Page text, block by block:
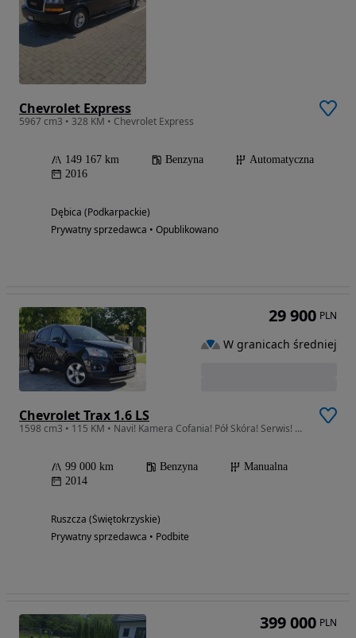
Chevrolet Express
5967 cm3 • 328 KM • Chevrolet Express
149 167 km Benzyna
Automatyczna
2016
Dębica (Podkarpackie)
Prywatny sprzedawca • Opublikowano
Chevrolet Trax 1.6 LS
1598 cm3 • 115 KM • Navi! Kamera Cofania! Pół Skóra! Serwis! Bezwypadkowy!
99 000 km Benzyna
Manualna
2014
Ruszcza (Świętokrzyskie)
Prywatny sprzedawca • Podbite
29 900 PLN
W granicach średniej
399 000 PLN